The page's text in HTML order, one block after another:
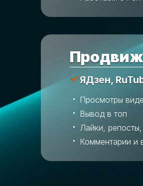
ЯДзен,
Просмотры
Вывод в топ
Лайки,
Комментарии и